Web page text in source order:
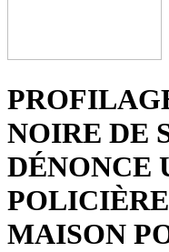
NOIRE DE
DÉNONCE
MAISON